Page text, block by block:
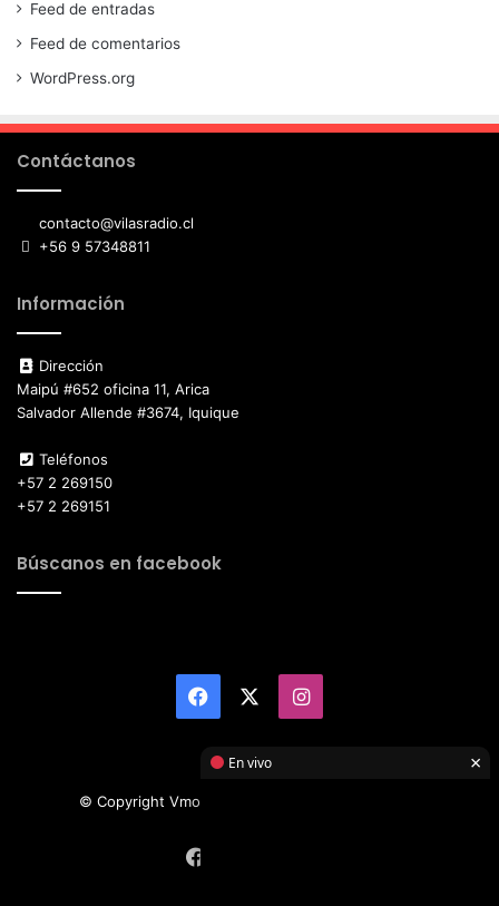
Feed de entradas
Feed de comentarios
WordPress.org
Contáctanos
contacto@vilasradio.cl
+56 9 57348811
Información
Dirección
Maipú #652 oficina 11, Arica
Salvador Allende #3674, Iquique
Teléfonos
+57 2 269150
+57 2 269151
Búscanos en facebook
Facebook Instagram
© Copyright Vmotor TI 2026, All Rights Reserved
En vivo ×